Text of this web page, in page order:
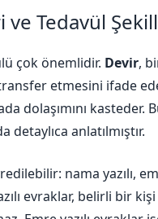
ve Tedavül
çok önemlidir. Devir,
etmesini ifade
dolaşımını kasteder.
anlatılmıştır.
nama yazılı,
evraklar, belirli bir